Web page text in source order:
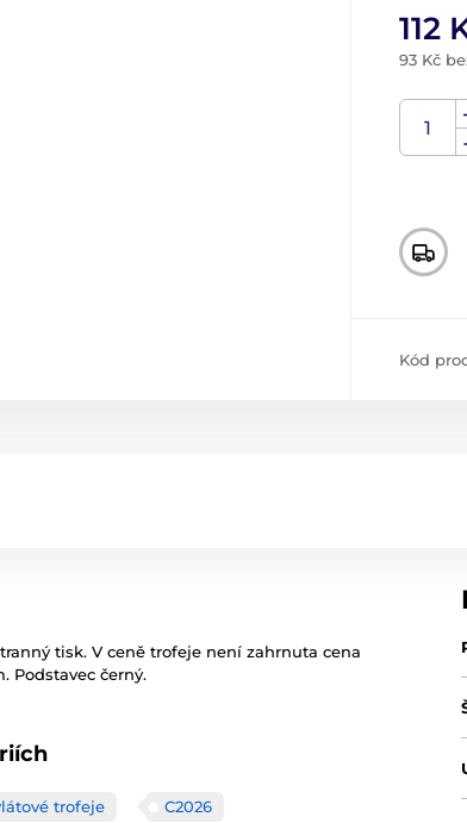
112
93 Kč
Kód
tisk. V ceně trofeje není zahrnuta cena
Podstavec černý.
trofeje C2026